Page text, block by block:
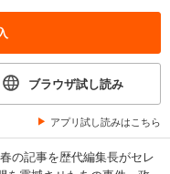
ブラウザ試し読み
アプリ試し読みはこちら
の記事を歴代編集長がセレ